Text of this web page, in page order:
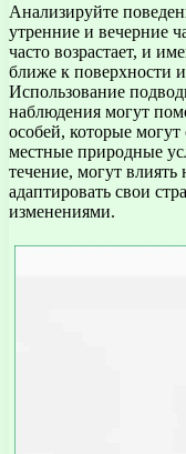
Анализируйте
утренние и вечерние
часто возрастает, и
ближе к поверхности
Использование
наблюдения могут
особей, которые
местные природные
течение, могут
адаптировать свои
изменениями.